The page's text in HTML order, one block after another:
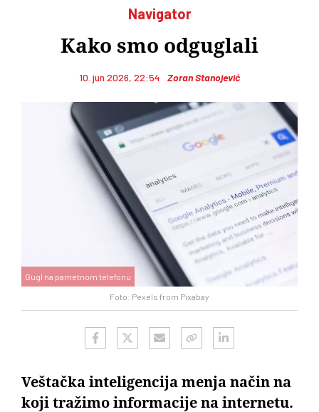
Navigator
Kako smo odguglali
10. jun 2026, 22:54 Zoran Stanojević
Foto: Pexels from Pixabay
Gugl na pametnom telefonu
Veštačka inteligencija menja način na
koji tražimo informacije na internetu.